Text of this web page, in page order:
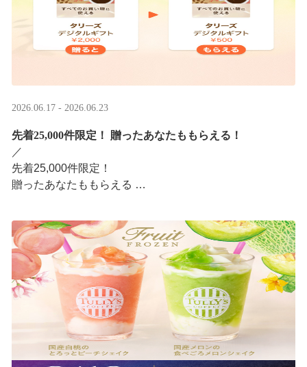
2026.06.17 - 2026.06.23
先着25,000件限定！​ 贈ったあなたももらえる！
／ ​
先着25,000件限定！​
贈ったあなたももらえる ​
LINEギフト限定！タリーズデジタルギフト2,000円分を贈
ると、自分も500円分のデジタルギフトがもらえるキャン
ペーンがスタ ···